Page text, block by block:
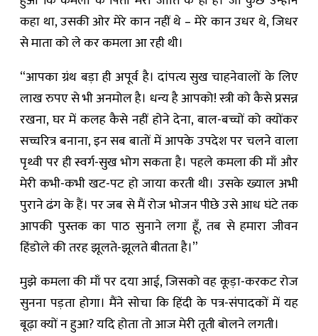
कहा था, उसकी ओर मेरे कान नहीं थे – मेरे कान उधर थे, जिधर
से माता को ले कर कमला आ रही थी।
“आपका ग्रंथ बड़ा ही अपूर्व है। दांपत्य सुख चाहनेवालों के लिए
लाख रुपए से भी अनमोल है। धन्य है आपको! स्त्री को कैसे प्रसन्न
रखना, घर में कलह कैसे नहीं होने देना, बाल-बच्चों को क्योंकर
सच्चरित्र बनाना, इन सब बातों में आपके उपदेश पर चलने वाला
पृथ्वी पर ही स्वर्ग-सुख भोग सकता है। पहले कमला की माँ और
मेरी कभी-कभी खट-पट हो जाया करती थी। उसके ख्याल अभी
पुराने ढंग के हैं। पर जब से मैं रोज भोजन पीछे उसे आध घंटे तक
आपकी पुस्तक का पाठ सुनाने लगा हूँ, तब से हमारा जीवन
हिंडोले की तरह झूलते-झूलते बीतता है।”
मुझे कमला की माँ पर दया आई, जिसको वह कूड़ा-करकट रोज
सुनना पड़ता होगा। मैंने सोचा कि हिंदी के पत्र-संपादकों में यह
बूढ़ा क्यों न हुआ? यदि होता तो आज मेरी तूती बोलने लगती।